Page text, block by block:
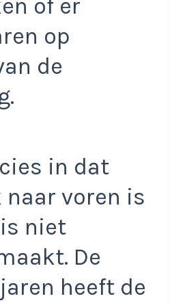
of er
op
de
in dat
naar voren is
niet
De
heeft de